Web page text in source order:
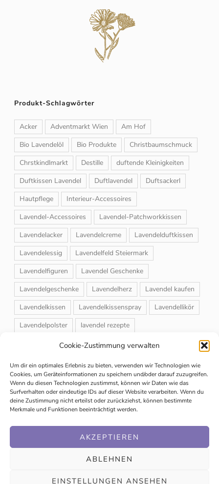
Cookie-Zustimmung verwalten
Um dir ein optimales Erlebnis zu bieten, verwenden wir Technologien wie
Cookies, um Geräteinformationen zu speichern und/oder darauf zuzugreifen.
Wenn du diesen Technologien zustimmst, können wir Daten wie das
Surfverhalten oder eindeutige IDs auf dieser Website verarbeiten. Wenn du
deine Zustimmung nicht erteilst oder zurückziehst, können bestimmte
Merkmale und Funktionen beeinträchtigt werden.
AKZEPTIEREN
ABLEHNEN
EINSTELLUNGEN ANSEHEN
Produkt-Schlagwörter
Acker Adventmarkt Wien
Am Hof
Bio Lavendelöl
Bio Produkte
Christbaumschmuck
Chrstkindlmarkt
Destille
duftende Kleinigkeiten
Duftkissen Lavendel
Duftlavendel
Duftsackerl
Hautpflege
Interieur-Accessoires
Lavendel-Accessoires
Lavendel-Patchworkkissen
Lavendelacker
Lavendelcreme
Lavendelduftkissen
Lavendelessig
Lavendelfeld Steiermark
Lavendelfiguren
Lavendel Geschenke
Lavendelgeschenke
Lavendelherz
Lavendel kaufen
Lavendelkissen
Lavendelkissenspray
Lavendellikör
Lavendelpolster
lavendel rezepte
Lavendelrosmarin Creme
Lavendelsackerl
Lavendelsirup
Lavendelstrauß
Lavendeltee
Lavendeltiere
lavendel und rosen
Magnet-Duftsackerl
Naturheilmittel
Naturkosmetik
Speiselavendel